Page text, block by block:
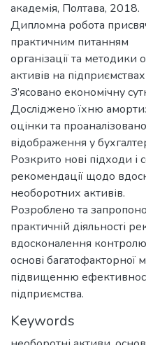
академія, Полтава, 2018.
Дипломна робота
практичним питанням
організації та методики
активів на
З’ясовано економічну
Досліджено їхню
оцінки та
відображення у
Розкрито нові підходи
рекомендації щодо
необоротних активів.
Розроблено та
практичній діяльності
вдосконалення
основі багатофакторної
підвищенню
підприємства.
Keywords